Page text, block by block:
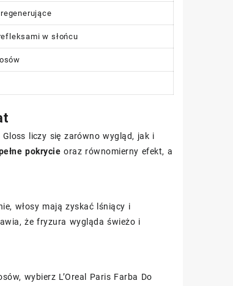
w słońcu
liczy się zarówno wygląd, jak i
pokrycie oraz równomierny efekt, a
włosy mają zyskać lśniący i
że fryzura wygląda świeżo i
wybierz L’Oreal Paris Farba Do